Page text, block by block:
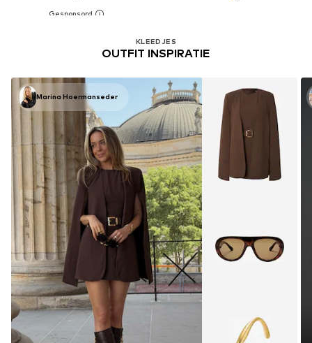
KLEEDJES
OUTFIT INSPIRATIE
Marina Hoermanseder